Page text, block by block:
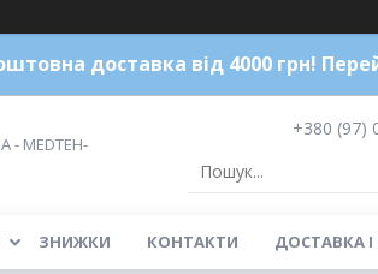
доставка від 4000 грн!
- MEDTEH-
+380 (97)
ЗНИЖКИ КОНТАКТИ ДОСТАВКА